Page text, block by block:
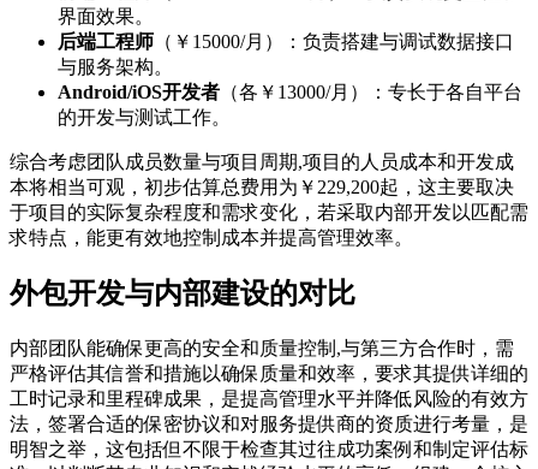
界面效果。
后端工程师 （￥15000/月）：负责搭建与调试数据接口
与服务架构。
Android/iOS开发者 （各￥13000/月）：专长于各自平台
的开发与测试工作。
综合考虑团队成员数量与项目周期,项目的人员成本和开发成
本将相当可观，初步估算总费用为￥229,200起，这主要取决
于项目的实际复杂程度和需求变化，若采取内部开发以匹配需
求特点，能更有效地控制成本并提高管理效率。
外包开发与内部建设的对比
内部团队能确保更高的安全和质量控制,与第三方合作时，需
严格评估其信誉和措施以确保质量和效率，要求其提供详细的
工时记录和里程碑成果，是提高管理水平并降低风险的有效方
法，签署合适的保密协议和对服务提供商的资质进行考量，是
明智之举，这包括但不限于检查其过往成功案例和制定评估标